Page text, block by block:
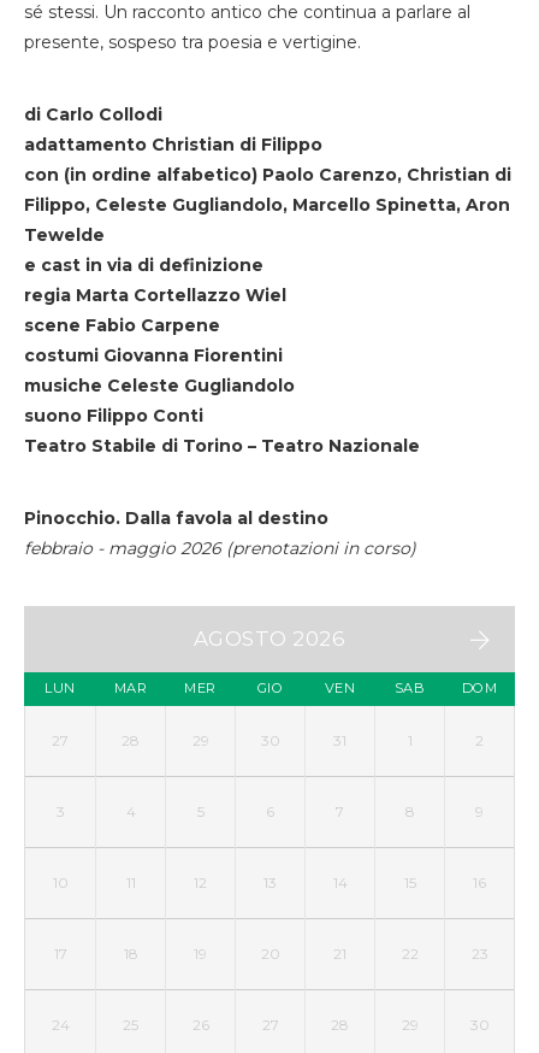
sé stessi. Un racconto antico che continua a parlare al
presente, sospeso tra poesia e vertigine.
di Carlo Collodi
adattamento Christian di Filippo
con (in ordine alfabetico) Paolo Carenzo, Christian di
Filippo, Celeste Gugliandolo, Marcello Spinetta, Aron
Tewelde
e cast in via di definizione
regia Marta Cortellazzo Wiel
scene Fabio Carpene
costumi Giovanna Fiorentini
musiche Celeste Gugliandolo
suono Filippo Conti
Teatro Stabile di Torino – Teatro Nazionale
Pinocchio. Dalla favola al destino
febbraio - maggio 2026 (prenotazioni in corso)
AGOSTO 2026
LUN MAR MER GIO VEN SAB DOM
27 28 29 30 31 1 2
3 4 5 6 7 8 9
10 11 12 13 14 15 16
17 18 19 20 21 22 23
24 25 26 27 28 29 30